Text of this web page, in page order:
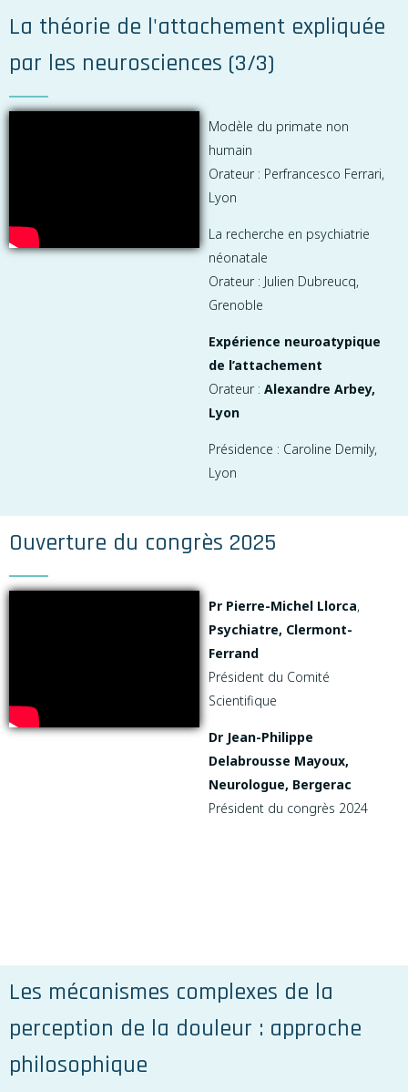
La théorie de l'attachement expliquée
par les neurosciences (3/3)
Modèle du primate non
humain
Orateur : Perfrancesco Ferrari,
Lyon
La recherche en psychiatrie
néonatale
Orateur : Julien Dubreucq,
Grenoble
Expérience neuroatypique
de l’attachement
Orateur : Alexandre Arbey,
Lyon
Présidence : Caroline Demily,
Lyon
Ouverture du congrès 2025
Pr Pierre-Michel Llorca,
Psychiatre, Clermont-
Ferrand
Président du Comité
Scientifique
Dr Jean-Philippe
Delabrousse Mayoux,
Neurologue, Bergerac
Président du congrès 2024
Les mécanismes complexes de la
perception de la douleur : approche
philosophique